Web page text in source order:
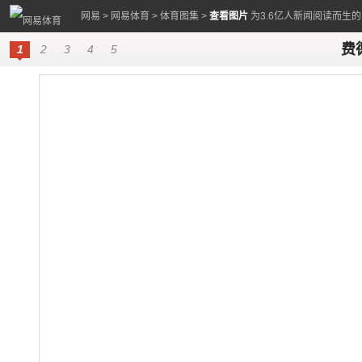
网易 > 网易体育 > 体育图集 > 查看图片 为3.6亿人新闻阅读而生
1 2 3 4 5 费